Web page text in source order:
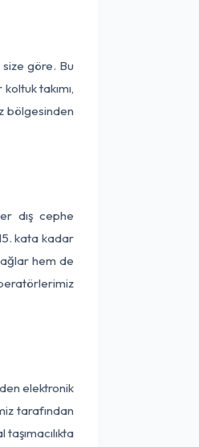
göre. Bu
takımı,
bölgesinden
dış cephe
kata kadar
hem de
elektronik
tarafından